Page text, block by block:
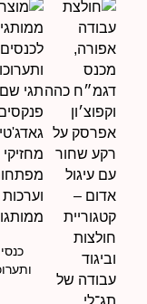
כנסים
ותערוכות